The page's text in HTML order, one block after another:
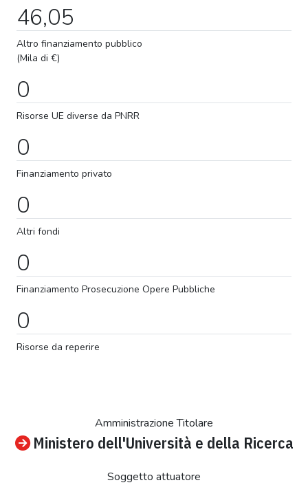
46,05
Altro finanziamento pubblico
(Mila di €)
0
Risorse UE diverse da PNRR
0
Finanziamento privato
0
Altri fondi
0
Finanziamento Prosecuzione Opere Pubbliche
0
Risorse da reperire
Amministrazione Titolare
Ministero dell'Università e della Ricerca
Soggetto attuatore